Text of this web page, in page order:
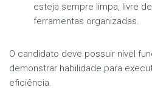
esteja sempre limpa, livre
ferramentas organizadas.
O candidato deve possuir nível
demonstrar habilidade para
eficiência.